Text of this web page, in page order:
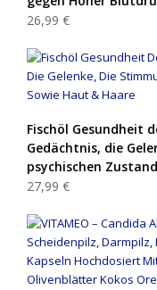
26,99 €
Fischöl Gesundheit
Gedächtnis, die
psychischen
27,99 €